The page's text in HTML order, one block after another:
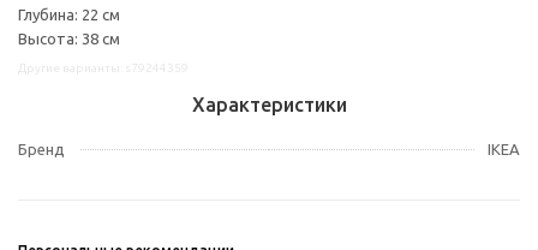
Глубина: 22 см
Высота: 38 см
Характеристики
Бренд IKEA